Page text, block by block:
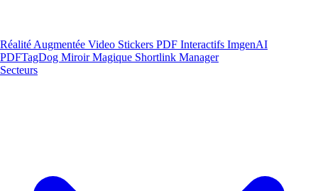
Réalité Augmentée Video Stickers PDF Interactifs ImgenAI
PDFTagDog Miroir Magique Shortlink Manager
Secteurs